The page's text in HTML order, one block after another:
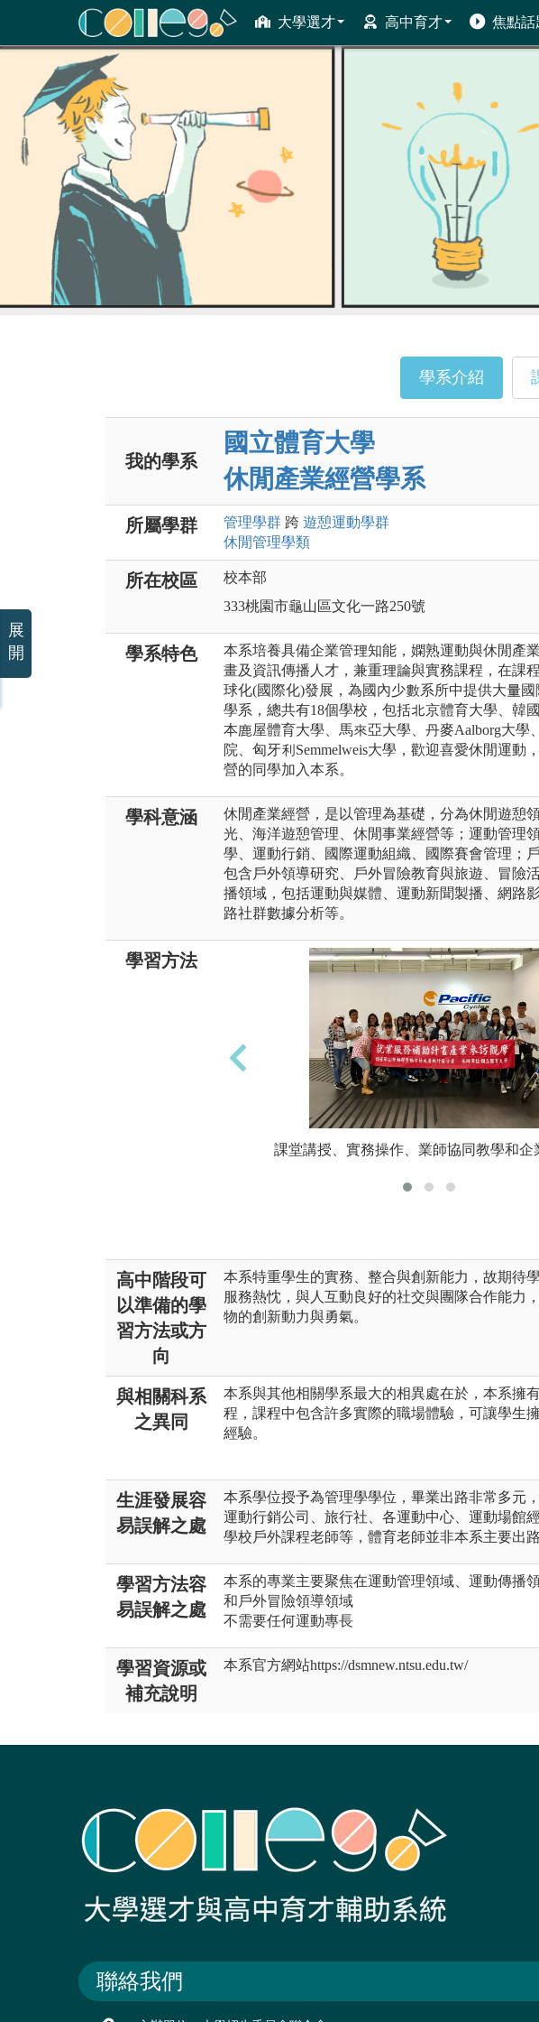
大學選才 高中育才 焦點話
ColleGo! 大學選才與高中育才輔助系統
學系介紹
我的學系
國立體育大學
休閒產業經營學系
所屬學群 管理學群 跨 遊憩運動學群
休閒管理學類
所在校區
校本部
333桃園市龜山區文化一路250號
學系特色
本系培養具備企業管理知能，嫻熟運動與休閒產
畫及資訊傳播人才，兼重理論與實務課程，在課
球化(國際化)發展，為國內少數系所中提供大量
學系，總共有18個學校，包括北京體育大學、韓
本鹿屋體育大學、馬來亞大學、丹麥Aalborg大學
院、匈牙利Semmelweis大學，歡迎喜愛休閒運動
營的同學加入本系。
學科意涵
休閒產業經營，是以管理為基礎，分為休閒遊憩
光、海洋遊憩管理、休閒事業經營等；運動管理
學、運動行銷、國際運動組織、國際賽會管理；
包含戶外領導研究、戶外冒險教育與旅遊、冒險
播領域，包括運動與媒體、運動新聞製播、網路
路社群數據分析等。
學習方法
課堂講授、實務操作、業師協同教學和企
高中階段可
以準備的學
習方法或方
向
本系特重學生的實務、整合與創新能力，故期待
服務熱忱，與人互動良好的社交與團隊合作能力
物的創新動力與勇氣。
與相關科系
之異同
本系與其他相關學系最大的相異處在於，本系擁
程，課程中包含許多實際的職場體驗，可讓學生
經驗。
生涯發展容
易誤解之處
本系學位授予為管理學學位，畢業出路非常多元
運動行銷公司、旅行社、各運動中心、運動場館
學校戶外課程老師等，體育老師並非本系主要出路
學習方法容
易誤解之處
本系的專業主要聚焦在運動管理領域、運動傳播
和戶外冒險領導領域
不需要任何運動專長
學習資源或
補充說明
本系官方網站https://dsmnew.ntsu.edu.tw/
聯絡我們
展
開